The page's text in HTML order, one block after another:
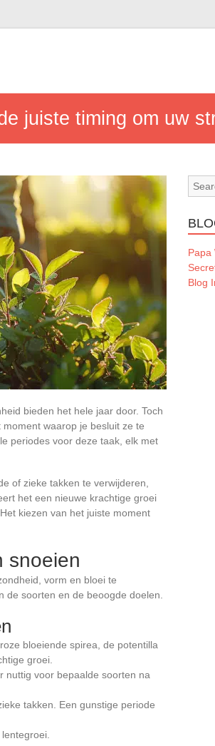
juiste timing om uw
bieden het hele jaar door. Toch
waarop je besluit ze te
periodes voor deze taak, elk met
of zieke takken te verwijderen,
het een nieuwe krachtige groei
kiezen van het juiste moment
snoeien
vorm en bloei te
soorten en de beoogde doelen.
bloeiende spirea, de potentilla
groei.
nuttig voor bepaalde soorten na
takken. Een gunstige periode
Papa
Blog